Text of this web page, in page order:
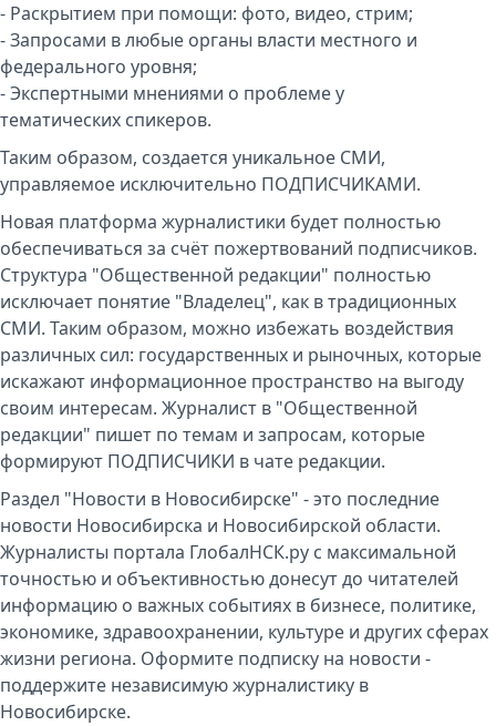
- Раскрытием при помощи: фото, видео, стрим;
- Запросами в любые органы власти местного и
федерального уровня;
- Экспертными мнениями о проблеме у
тематических спикеров.
Таким образом, создается уникальное СМИ,
управляемое исключительно ПОДПИСЧИКАМИ.
Новая платформа журналистики будет полностью
обеспечиваться за счёт пожертвований подписчиков.
Структура "Общественной редакции" полностью
исключает понятие "Владелец", как в традиционных
СМИ. Таким образом, можно избежать воздействия
различных сил: государственных и рыночных, которые
искажают информационное пространство на выгоду
своим интересам. Журналист в "Общественной
редакции" пишет по темам и запросам, которые
формируют ПОДПИСЧИКИ в чате редакции.
Раздел "Новости в Новосибирске" - это последние
новости Новосибирска и Новосибирской области.
Журналисты портала ГлобалНСК.ру с максимальной
точностью и объективностью донесут до читателей
информацию о важных событиях в бизнесе, политике,
экономике, здравоохранении, культуре и других сферах
жизни региона. Оформите подписку на новости -
поддержите независимую журналистику в
Новосибирске.